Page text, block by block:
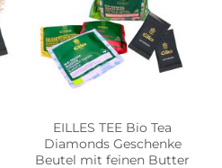
EILLES TEE Bio Tea
Diamonds Geschenke
Beutel mit feinen Butter